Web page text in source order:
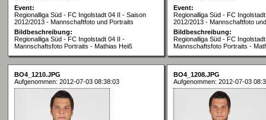
Event:
Regionalliga Süd - FC Ingolstadt 04 II - Saison
2012/2013 - Mannschaftfoto und Portraits
Bildbeschreibung:
Regionalliga Süd - FC Ingolstadt 04 II -
Mannschaftsfoto Portraits - Mathias Heiß
Event:
Regionalliga Süd - FC
2012/2013 - Mannschaftfoto
Bildbeschreibung:
Regionalliga Süd - FC
Mannschaftsfoto Portraits -
BO4_1210.JPG
Aufgenommen: 2012-07-03 08:38:03
BO4_1208.JPG
Aufgenommen: 2012-07-03